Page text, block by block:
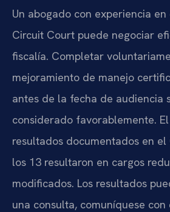
Un abogado con experiencia
Circuit Court puede negociar
fiscalía. Completar
mejoramiento de manejo
antes de la fecha de audiencia
considerado favorablemente.
resultados documentados en
los 13 resultaron en cargos
modificados. Los resultados
una consulta, comuníquese con